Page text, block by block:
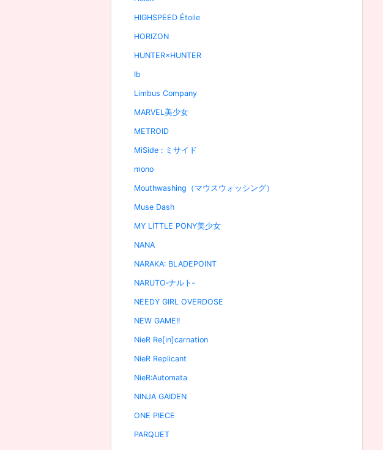
HIGHSPEED Étoile
HORIZON
HUNTER×HUNTER
Ib
Limbus Company
MARVEL美少女
METROID
MiSide : ミサイド
mono
Mouthwashing（マウスウォッシング）
Muse Dash
MY LITTLE PONY美少女
NANA
NARAKA: BLADEPOINT
NARUTO‐ナルト‐
NEEDY GIRL OVERDOSE
NEW GAME!!
NieR Re[in]carnation
NieR Replicant
NieR:Automata
NINJA GAIDEN
ONE PIECE
PARQUET